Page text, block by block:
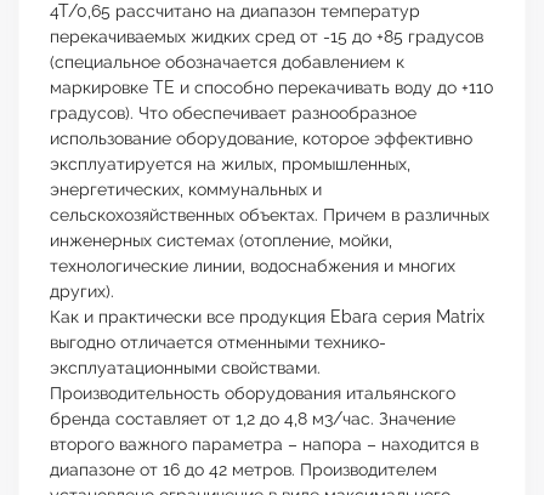
4T/0,65 рассчитано на диапазон температур
перекачиваемых жидких сред от -15 до +85 градусов
(специальное обозначается добавлением к
маркировке TE и способно перекачивать воду до +110
градусов). Что обеспечивает разнообразное
использование оборудование, которое эффективно
эксплуатируется на жилых, промышленных,
энергетических, коммунальных и
сельскохозяйственных объектах. Причем в различных
инженерных системах (отопление, мойки,
технологические линии, водоснабжения и многих
других).
Как и практически все продукция Ebara серия Matrix
выгодно отличается отменными технико-
эксплуатационными свойствами.
Производительность оборудования итальянского
бренда составляет от 1,2 до 4,8 м3/час. Значение
второго важного параметра – напора – находится в
диапазоне от 16 до 42 метров. Производителем